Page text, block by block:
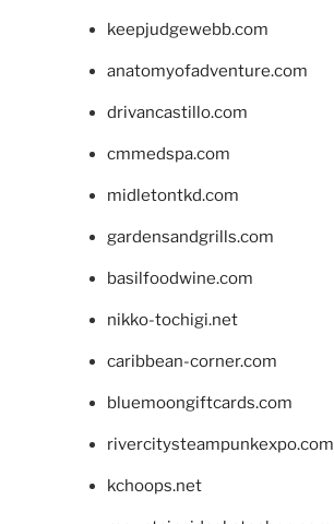
keepjudgewebb.com
anatomyofadventure.com
drivancastillo.com
cmmedspa.com
midletontkd.com
gardensandgrills.com
basilfoodwine.com
nikko-tochigi.net
caribbean-corner.com
bluemoongiftcards.com
rivercitysteampunkexpo.com
kchoops.net